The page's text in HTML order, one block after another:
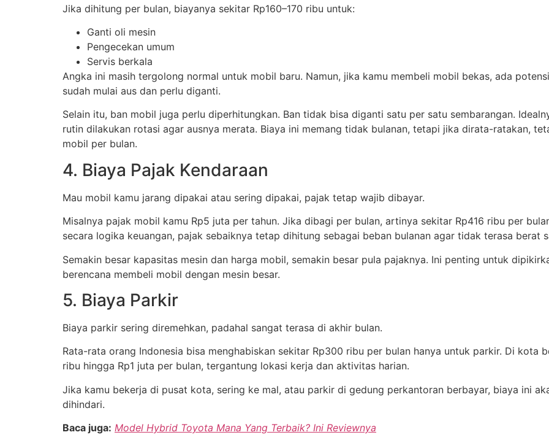
Jika dihitung per bulan, biayanya sekitar Rp160–170 ribu untuk:
Ganti oli mesin
Pengecekan umum
Servis berkala
Angka ini masih tergolong normal untuk mobil baru. Namun, jika kamu membeli mobil bekas, ada
sudah mulai aus dan perlu diganti.
Selain itu, ban mobil juga perlu diperhitungkan. Ban tidak bisa diganti satu per satu sembarangan.
rutin dilakukan rotasi agar ausnya merata. Biaya ini memang tidak bulanan, tetapi jika dirata-ratakan,
mobil per bulan.
4. Biaya Pajak Kendaraan
Mau mobil kamu jarang dipakai atau sering dipakai, pajak tetap wajib dibayar.
Misalnya pajak mobil kamu Rp5 juta per tahun. Jika dibagi per bulan, artinya sekitar Rp416 ribu per
secara logika keuangan, pajak sebaiknya tetap dihitung sebagai beban bulanan agar tidak terasa berat
Semakin besar kapasitas mesin dan harga mobil, semakin besar pula pajaknya. Ini penting untuk
berencana membeli mobil dengan mesin besar.
5. Biaya Parkir
Biaya parkir sering diremehkan, padahal sangat terasa di akhir bulan.
Rata-rata orang Indonesia bisa menghabiskan sekitar Rp300 ribu per bulan hanya untuk parkir. Di kota
ribu hingga Rp1 juta per bulan, tergantung lokasi kerja dan aktivitas harian.
Jika kamu bekerja di pusat kota, sering ke mal, atau parkir di gedung perkantoran berbayar, biaya ini
dihindari.
Baca juga: Model Hybrid Toyota Mana Yang Terbaik? Ini Reviewnya